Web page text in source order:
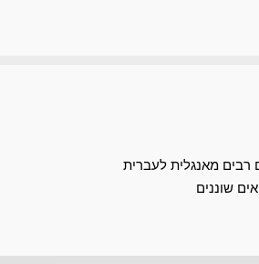
רבים מאנגלית לעברית
שוננים